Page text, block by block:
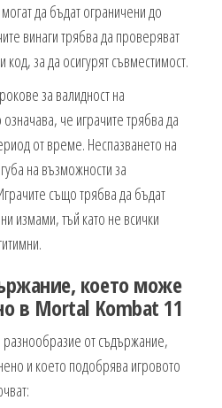
да бъдат ограничени до
винаги трябва да проверяват
код, за да осигурят съвместимост.
за валидност на
че играчите трябва да
от време. Неспазването на
на възможности за
също трябва да бъдат
измами, тъй като не всички
което може
в Mortal Kombat 11
от съдържание,
и което подобрява игровото